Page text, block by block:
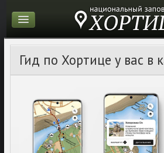
Гид по Хортице у вас в